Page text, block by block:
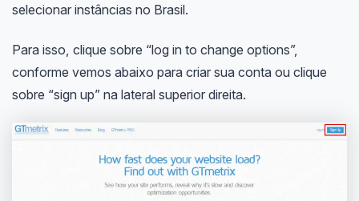
selecionar instâncias no Brasil.
Para isso, clique sobre “log in to change options”,
conforme vemos abaixo para criar sua conta ou clique
sobre “sign up” na lateral superior direita.